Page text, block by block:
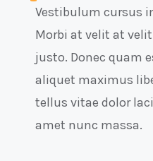
Vestibulum cursus
Morbi at velit at
justo. Donec quam
aliquet maximus
tellus vitae dolor
amet nunc massa.